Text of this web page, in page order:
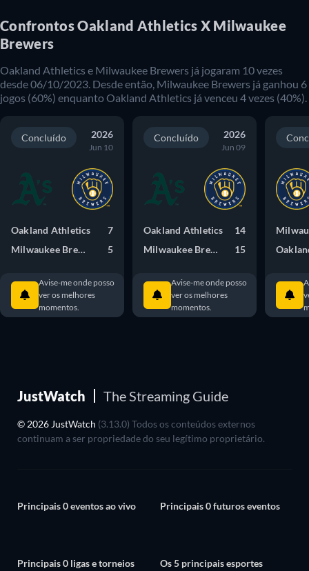
Confrontos Oakland Athletics X Milwaukee
Brewers
Oakland Athletics e Milwaukee Brewers já jogaram 10 vezes
desde 06/10/2023. Desde então, Milwaukee Brewers já ganhou 6
jogos (60%) enquanto Oakland Athletics já venceu 4 vezes (40%).
Concluído 2026
Jun 10
Oakland Athletics
7
Milwaukee Brewers
5
Avise-me onde posso
ver os melhores
momentos.
Concluído 2026
Jun 09
Oakland Athletics
14
Milwaukee Brewers
15
Avise-me onde posso
ver os melhores
momentos.
JustWatch The Streaming Guide
© 2026 JustWatch (3.13.0) Todos os conteúdos externos
continuam a ser propriedade do seu legítimo proprietário.
Principais 0 eventos ao vivo Principais 0 futuros eventos
Principais 0 ligas e torneios Os 5 principais esportes